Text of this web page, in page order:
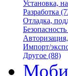
Установка,
Разработка
Отладка,
Безопасность
Импорт/
Другое (88)